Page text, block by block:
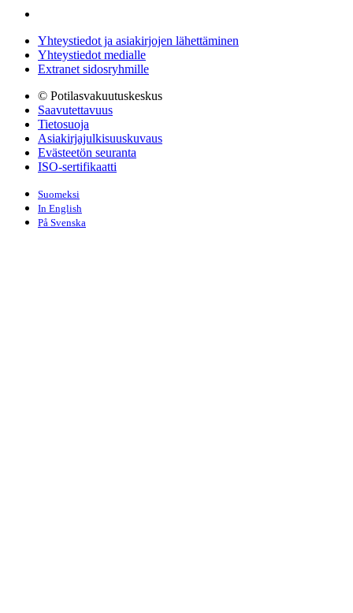
Yhteystiedot ja asiakirjojen lähettäminen
Yhteystiedot medialle
Extranet sidosryhmille
© Potilasvakuutuskeskus
Saavutettavuus
Tietosuoja
Asiakirjajulkisuuskuvaus
Evästeetön seuranta
ISO-sertifikaatti
Suomeksi
In English
På Svenska